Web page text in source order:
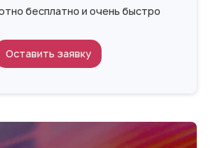
бесплатно и очень быстро
Оставить заявку